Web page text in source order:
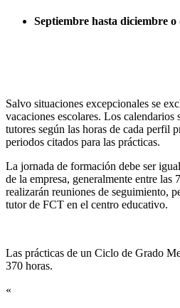
Septiembre hasta diciembre
Salvo situaciones excepcionales se
vacaciones escolares. Los calendarios
tutores según las horas de cada perfil
periodos citados para las prácticas.
La jornada de formación debe ser
de la empresa, generalmente entre las
realizarán reuniones de seguimiento,
tutor de FCT en el centro educativo.
Las prácticas de un Ciclo de Grado
370 horas.
«